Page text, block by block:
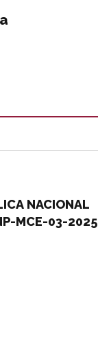
NACIONAL
MCE-03-2025